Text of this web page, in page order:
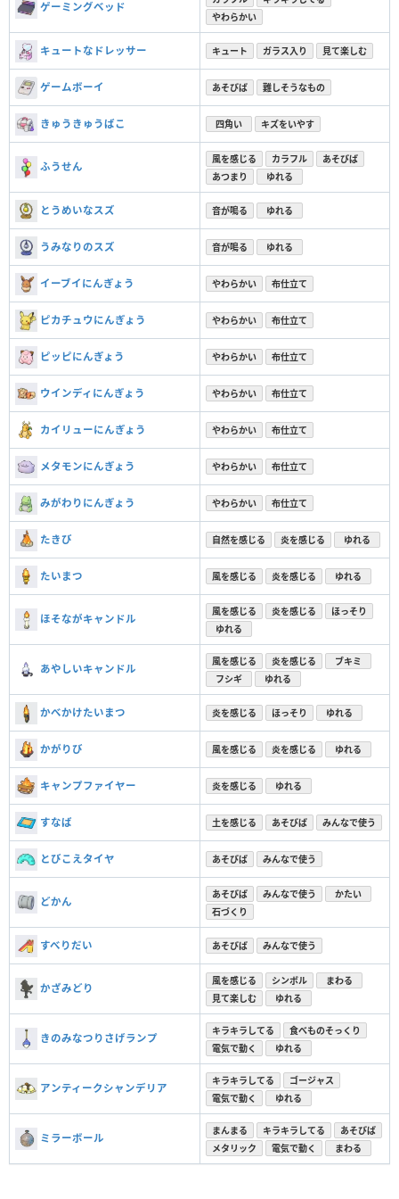
ゲーミングベッド
やわらかい
キュートなドレッサー キュート ガラス入り 見て楽しむ
ゲームボーイ あそびば 難しそうなもの
きゅうきゅうばこ 四角い キズをいやす
ふうせん
風を感じる カラフル
あそびば
あつまり
ゆれる
とうめいなスズ 音が鳴る ゆれる
うみなりのスズ 音が鳴る ゆれる
イーブイにんぎょう やわらかい 布仕立て
ピカチュウにんぎょう やわらかい 布仕立て
ピッピにんぎょう やわらかい 布仕立て
ウインディにんぎょう やわらかい 布仕立て
カイリューにんぎょう やわらかい 布仕立て
メタモンにんぎょう やわらかい 布仕立て
みがわりにんぎょう やわらかい 布仕立て
たきび 自然を感じる 炎を感じる ゆれる
たいまつ 風を感じる 炎を感じる ゆれる
ほそながキャンドル
風を感じる 炎を感じる
ほっそり
ゆれる
あやしいキャンドル
風を感じる 炎を感じる
ブキミ
フシギ
ゆれる
かべかけたいまつ 炎を感じる ほっそり ゆれる
かがりび 風を感じる 炎を感じる ゆれる
キャンプファイヤー 炎を感じる ゆれる
すなば 土を感じる あそびば みんなで使う
とびこえタイヤ あそびば みんなで使う
どかん
あそびば みんなで使う
かたい
石づくり
すべりだい あそびば みんなで使う
かざみどり
風を感じる シンボル
まわる
見て楽しむ
ゆれる
きのみなつりさげランプ
キラキラしてる
食べものそっくり
電気で動く
ゆれる
アンティークシャンデリア
キラキラしてる
ゴージャス
電気で動く
ゆれる
ミラーボール
まんまる キラキラしてる
あそびば
メタリック
電気で動く まわる